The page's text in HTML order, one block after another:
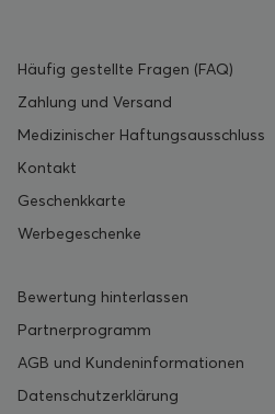
Häufig gestellte Fragen (FAQ)
Zahlung und Versand
Medizinischer Haftungsausschluss
Kontakt
Geschenkkarte
Werbegeschenke
Bewertung hinterlassen
Partnerprogramm
AGB und Kundeninformationen
Datenschutzerklärung